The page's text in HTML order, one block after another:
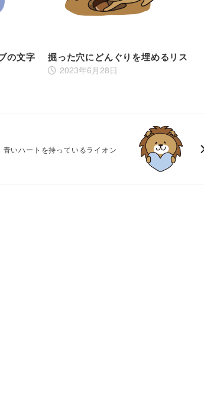
の文字
掘った穴にどんぐりを埋めるリス
2023年6月28日
青いハートを持っているライオン